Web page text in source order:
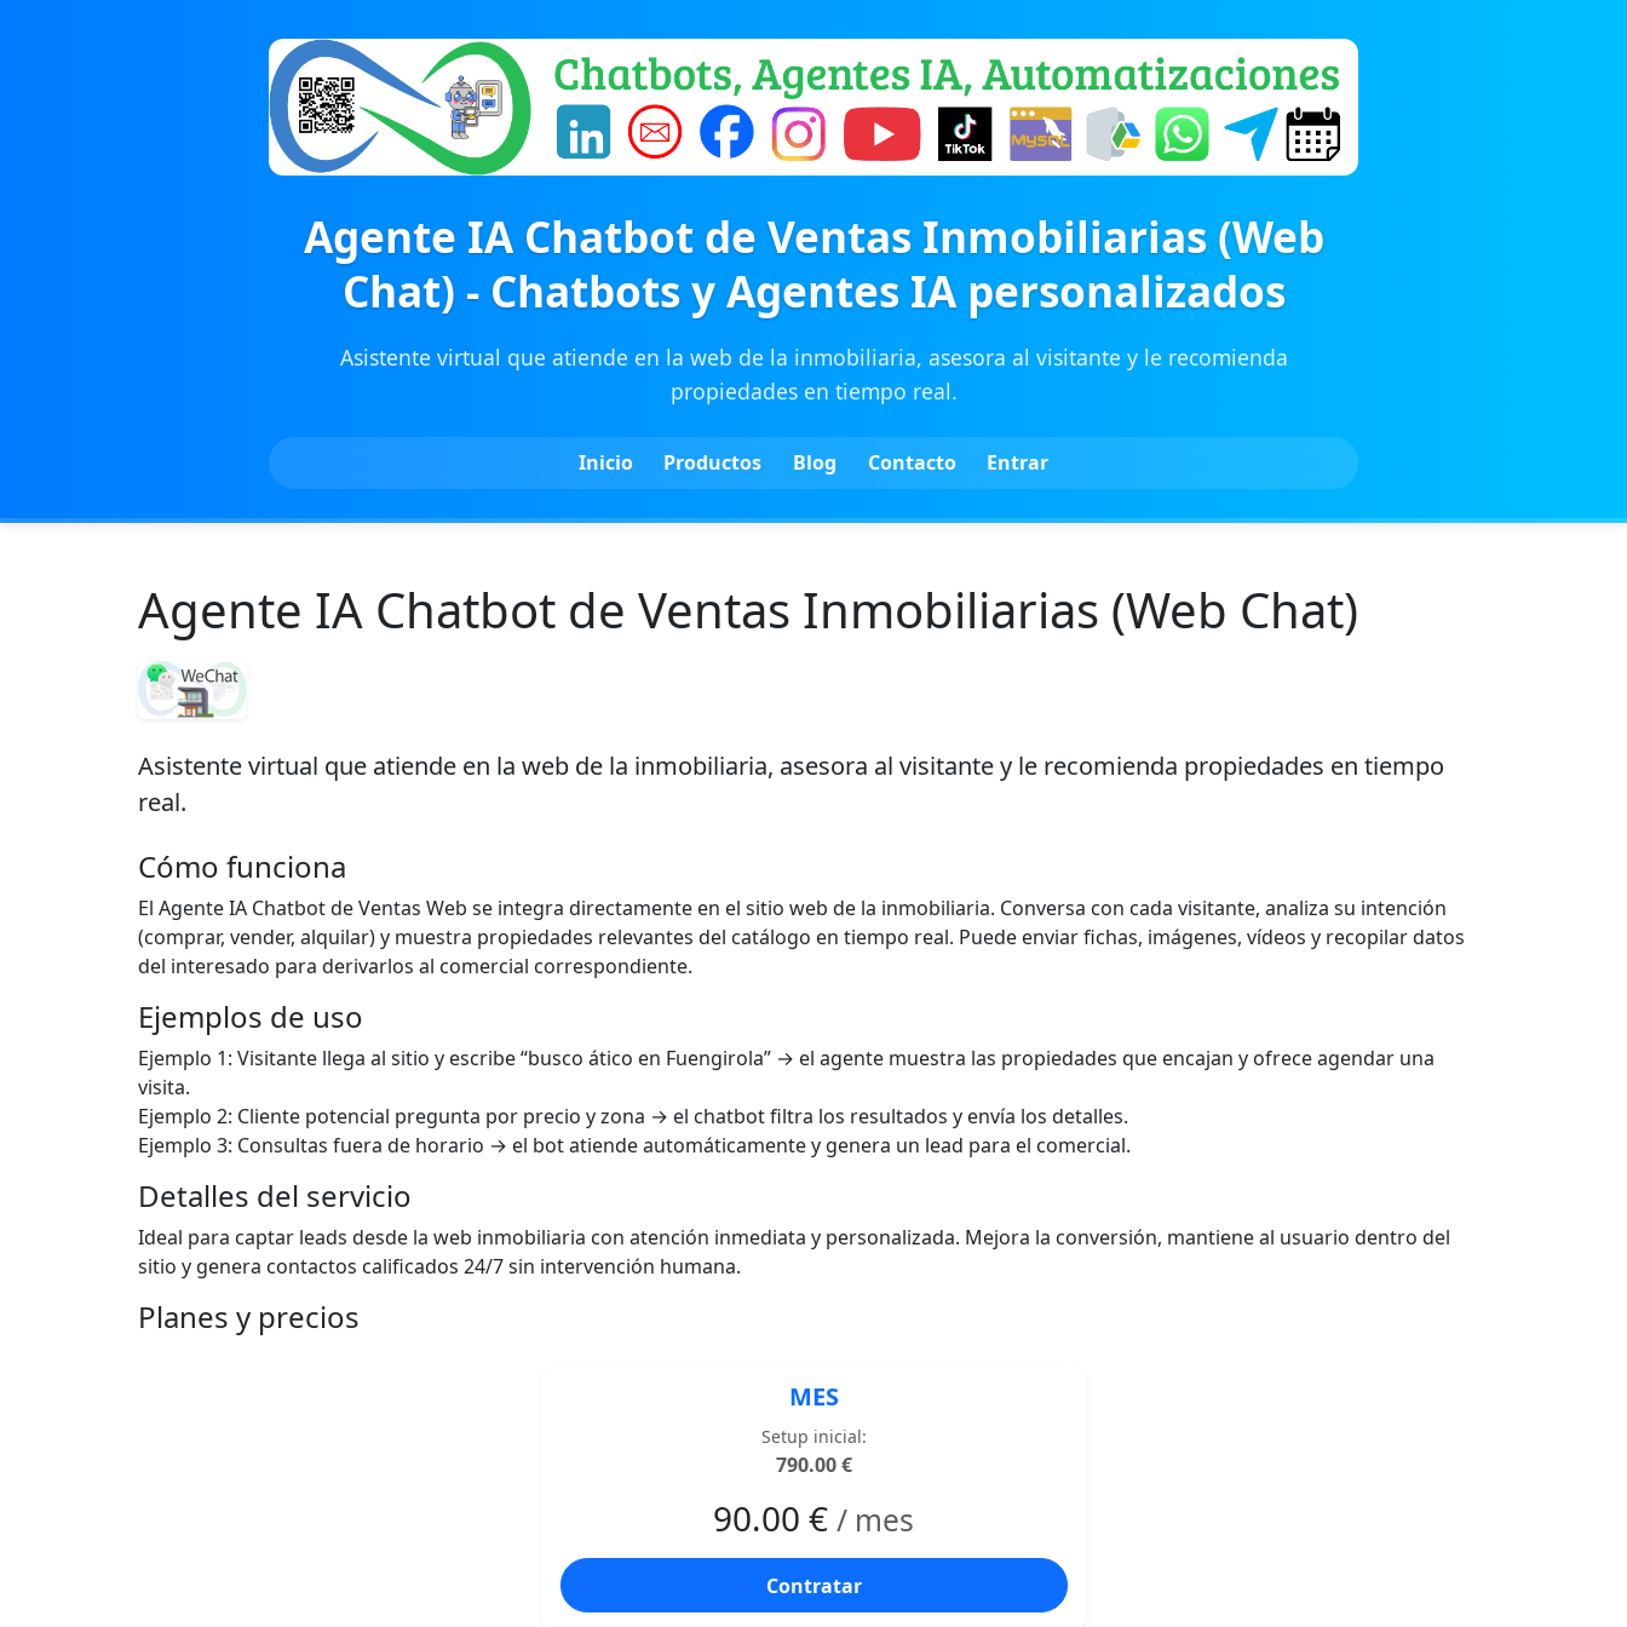
Agente IA Chatbot de Ventas Inmobiliarias (Web
Chat) - Chatbots y Agentes IA personalizados
Asistente virtual que atiende en la web de la inmobiliaria, asesora al visitante y le recomienda
propiedades en tiempo real.
Inicio Productos Blog Contacto Entrar
Agente IA Chatbot de Ventas Inmobiliarias (Web Chat)
Asistente virtual que atiende en la web de la inmobiliaria, asesora al visitante y le recomienda propiedades en tiempo
real.
Cómo funciona
El Agente IA Chatbot de Ventas Web se integra directamente en el sitio web de la inmobiliaria. Conversa con cada visitante, analiza su intención
(comprar, vender, alquilar) y muestra propiedades relevantes del catálogo en tiempo real. Puede enviar fichas, imágenes, vídeos y recopilar datos
del interesado para derivarlos al comercial correspondiente.
Ejemplos de uso
Ejemplo 1: Visitante llega al sitio y escribe “busco ático en Fuengirola” → el agente muestra las propiedades que encajan y ofrece agendar una
visita.
Ejemplo 2: Cliente potencial pregunta por precio y zona → el chatbot filtra los resultados y envía los detalles.
Ejemplo 3: Consultas fuera de horario → el bot atiende automáticamente y genera un lead para el comercial.
Detalles del servicio
Ideal para captar leads desde la web inmobiliaria con atención inmediata y personalizada. Mejora la conversión, mantiene al usuario dentro del
sitio y genera contactos calificados 24/7 sin intervención humana.
Planes y precios
MES
Setup inicial:
790.00 €
90.00 € / mes
Contratar